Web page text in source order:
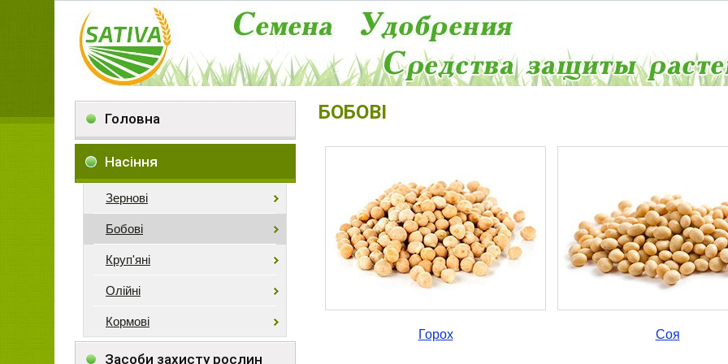
Головна
Насіння
Зернові
Бобові
Круп'яні
Олійні
Кормові
Засоби захисту рослин
БОБОВІ
Горох Соя